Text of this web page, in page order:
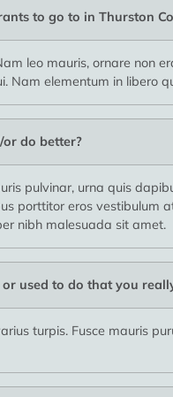
to go to in Thurston
leo mauris, ornare non
Nam elementum in libero
do better?
pulvinar, urna quis
porttitor eros vestibulum
nibh malesuada sit amet.
used to do that you
turpis. Fusce mauris